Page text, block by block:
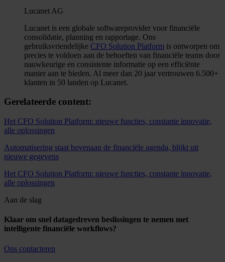
Lucanet AG
Lucanet is een globale softwareprovider voor financiële
consolidatie, planning en rapportage. Ons
gebruiksvriendelijke CFO Solution Platform is ontworpen om
precies te voldoen aan de behoeften van financiële teams door
nauwkeurige en consistente informatie op een efficiënte
manier aan te bieden. Al meer dan 20 jaar vertrouwen 6.500+
klanten in 50 landen op Lucanet.
Gerelateerde content:
Het CFO Solution Platform: nieuwe functies, constante innovatie,
alle oplossingen
Automatisering staat bovenaan de financiële agenda, blijkt uit
nieuwe gegevens
Het CFO Solution Platform: nieuwe functies, constante innovatie,
alle oplossingen
Aan de slag
Klaar om snel datagedreven beslissingen te nemen met
intelligente financiële workflows?
Ons contacteren